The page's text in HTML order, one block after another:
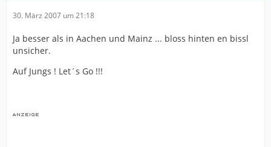
30. März 2007 um 21:18
Ja besser als in Aachen und Mainz ... bloss hinten en bissl
unsicher.
Auf Jungs ! Let´s Go !!!